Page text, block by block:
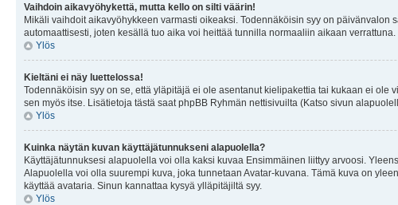
Vaihdoin aikavyöhykettä, mutta kello on silti väärin!
Mikäli vaihdoit aikavyöhykkeen varmasti oikeaksi. Todennäköisin syy on
automaattisesti, joten kesällä tuo aika voi heittää tunnilla normaaliin aikaan verrattuna.
Ylös
Kieltäni ei näy luettelossa!
Todennäköisin syy on se, että yläpitäjä ei ole asentanut kielipakettia tai kukaan ei
sen myös itse. Lisätietoja tästä saat phpBB Ryhmän nettisivuilta (Katso sivun
Ylös
Kuinka näytän kuvan käyttäjätunnukseni alapuolella?
Käyttäjätunnuksesi alapuolella voi olla kaksi kuvaa Ensimmäinen liittyy arvoosi.
Alapuolella voi olla suurempi kuva, joka tunnetaan Avatar-kuvana. Tämä kuva on
käyttää avataria. Sinun kannattaa kysyä ylläpitäjiltä syy.
Ylös